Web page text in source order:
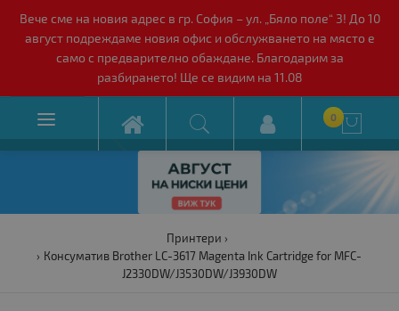
Вече сме на новия адрес в гр. София – ул. „Бяло поле“ 3! До 10
август подреждаме новия офис и обслужването на място е
само с предварително обаждане. Благодарим за
разбирането! Ще се видим на 11.08
 0 
Принтери
Консуматив Brother LC-3617 Magenta Ink Cartridge for MFC-
J2330DW/J3530DW/J3930DW